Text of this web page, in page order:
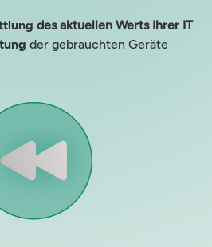
des aktuellen Werts Ihrer IT
der gebrauchten Geräte